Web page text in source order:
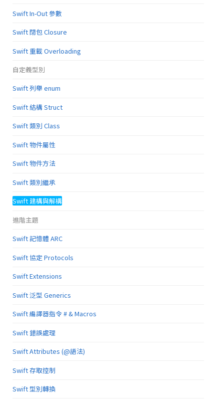
Swift In-Out 參數
Swift 閉包 Closure
Swift 重載 Overloading
自定義型別
Swift 列舉 enum
Swift 結構 Struct
Swift 類別 Class
Swift 物件屬性
Swift 物件方法
Swift 類別繼承
Swift 建構與解構
進階主題
Swift 記憶體 ARC
Swift 協定 Protocols
Swift Extensions
Swift 泛型 Generics
Swift 編譯器指令 # & Macros
Swift 錯誤處理
Swift Attributes (@語法)
Swift 存取控制
Swift 型別轉換